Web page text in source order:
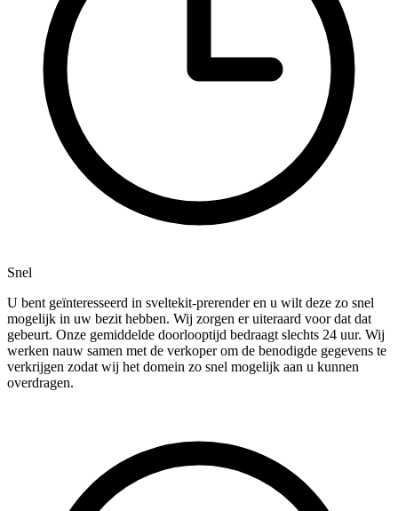
Snel
U bent geïnteresseerd in sveltekit-prerender en u wilt deze zo snel
mogelijk in uw bezit hebben. Wij zorgen er uiteraard voor dat dat
gebeurt. Onze gemiddelde doorlooptijd bedraagt slechts 24 uur. Wij
werken nauw samen met de verkoper om de benodigde gegevens te
verkrijgen zodat wij het domein zo snel mogelijk aan u kunnen
overdragen.